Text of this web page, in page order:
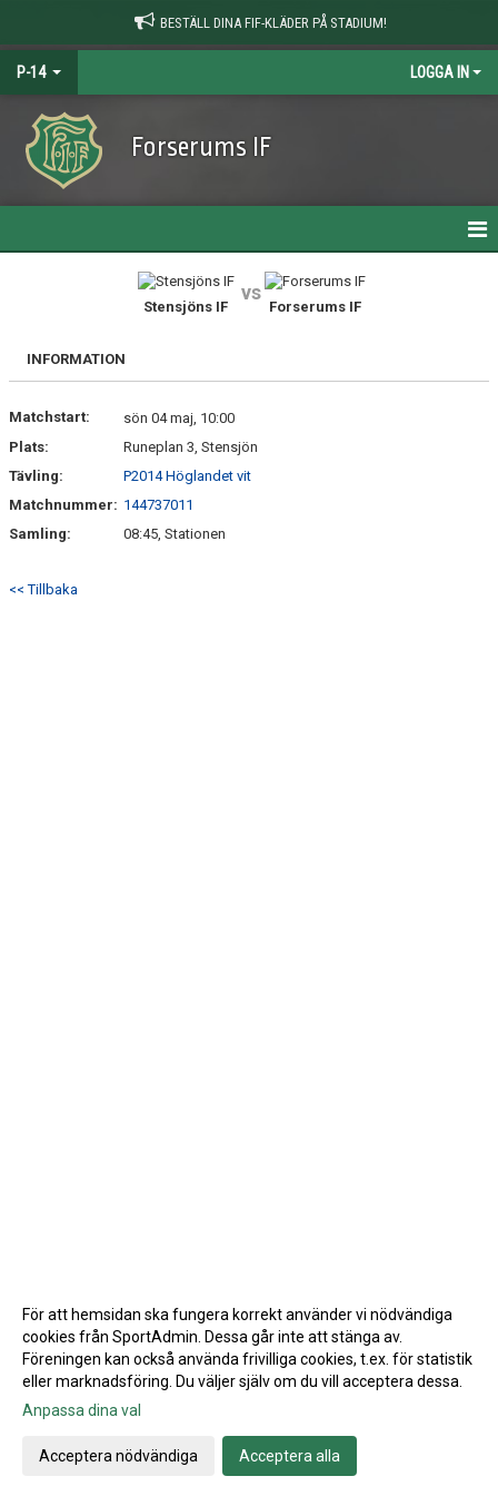
BESTÄLL DINA FIF-KLÄDER PÅ STADIUM!
P-14 LOGGA IN
Forserums IF
KALENDER
MATCHER
BILDGALLERI
Stensjöns IF
vs
Forserums IF
INFORMATION
Matchstart:
sön 04 maj, 10:00
Plats:
Runeplan 3, Stensjön
Tävling:
P2014 Höglandet vit
Matchnummer: 144737011
Samling:
08:45, Stationen
<< Tillbaka
Gå till Webbversion
För att hemsidan ska fungera korrekt använder vi nödvändiga
cookies från SportAdmin. Dessa går inte att stänga av.
Föreningen kan också använda frivilliga cookies, t.ex. för statistik
eller marknadsföring. Du väljer själv om du vill acceptera dessa.
Anpassa dina val
Acceptera nödvändiga Acceptera alla